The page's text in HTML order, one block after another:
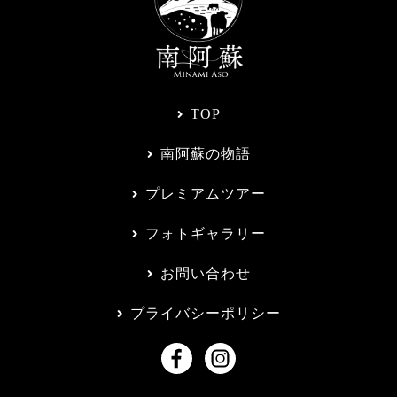
TOP
南阿蘇の物語
プレミアムツアー
フォトギャラリー
お問い合わせ
プライバシーポリシー